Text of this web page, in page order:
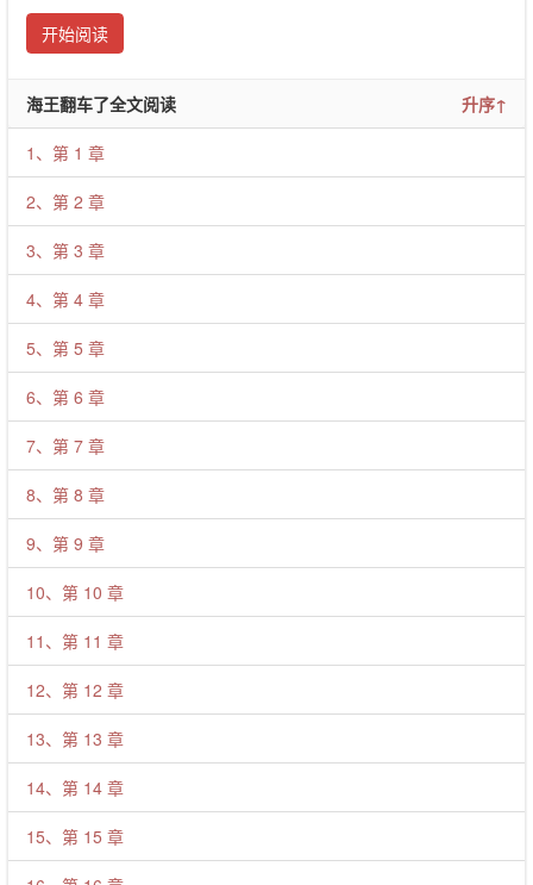
开始阅读
海王翻车了全文阅读 升序↑
1、第 1 章
2、第 2 章
3、第 3 章
4、第 4 章
5、第 5 章
6、第 6 章
7、第 7 章
8、第 8 章
9、第 9 章
10、第 10 章
11、第 11 章
12、第 12 章
13、第 13 章
14、第 14 章
15、第 15 章